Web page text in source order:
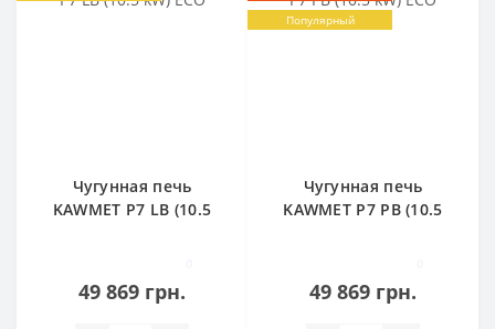
Чугунная печь
KAWMET P7 LB (10.5
49 869 грн.
Популярный
Чугунная печь
KAWMET P7 PB (10.5
49 869 грн.